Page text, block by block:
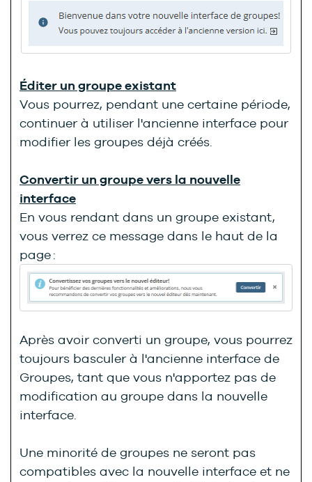
Éditer un groupe existant
Vous pourrez, pendant une certaine période,
continuer à utiliser l'ancienne interface pour
modifier les groupes déjà créés.
Convertir un groupe vers la nouvelle
interface
En vous rendant dans un groupe existant,
vous verrez ce message dans le haut de la
page :
Après avoir converti un groupe, vous pourrez
toujours basculer à l'ancienne interface de
Groupes, tant que vous n'apportez pas de
modification au groupe dans la nouvelle
interface.
Une minorité de groupes ne seront pas
compatibles avec la nouvelle interface et ne